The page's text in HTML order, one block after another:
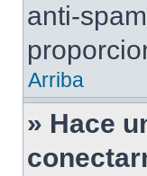
anti-
Arriba
» Hace